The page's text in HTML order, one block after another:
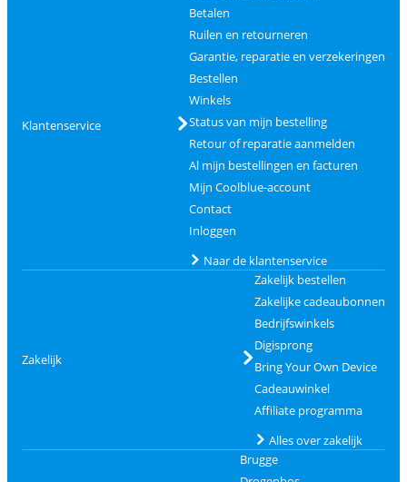
Klantenservice
Betalen
Ruilen en retourneren
Garantie, reparatie en verzekeringen
Bestellen
Winkels
Status van mijn bestelling
Retour of reparatie aanmelden
Al mijn bestellingen en facturen
Mijn Coolblue-account
Contact
Inloggen
Naar de klantenservice
Zakelijk
Zakelijk bestellen
Zakelijke cadeaubonnen
Bedrijfswinkels
Digisprong
Bring Your Own Device
Cadeauwinkel
Affiliate programma
Alles over zakelijk
Brugge